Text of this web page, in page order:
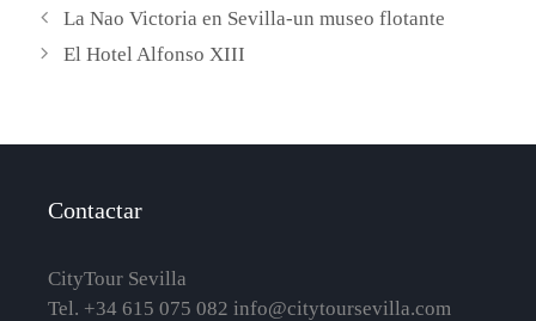
La Nao Victoria en Sevilla-un museo flotante
El Hotel Alfonso XIII
Contactar
CityTour Sevilla
Tel. +34 615 075 082 info@citytoursevilla.com